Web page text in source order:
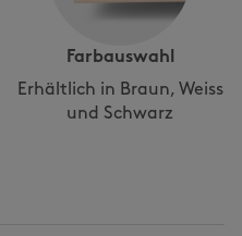
Farbauswahl
Erhältlich in Braun, Weiss
und Schwarz